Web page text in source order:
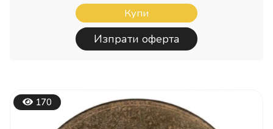
Купи
Изпрати оферта
170